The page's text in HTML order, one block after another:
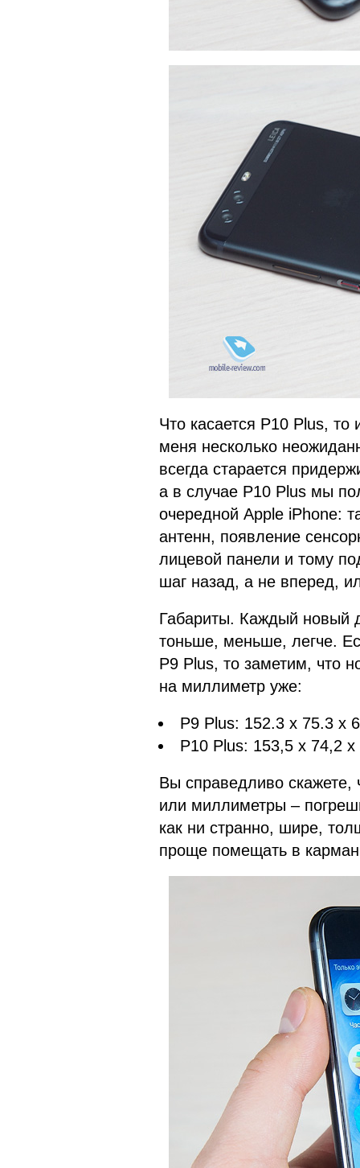
Что касается P10 Plus,
меня несколько
всегда старается
а в случае P10 Plus мы
очередной Apple iPhone:
антенн, появление
лицевой панели и тому
шаг назад, а не вперед,
Габариты. Каждый новый
тоньше, меньше, легче.
P9 Plus, то заметим, что
на миллиметр уже:
P9 Plus: 152.3 х 75.3 х
P10 Plus: 153,5 х 74,2
Вы справедливо скажете,
или миллиметры –
как ни странно, шире,
проще помещать в